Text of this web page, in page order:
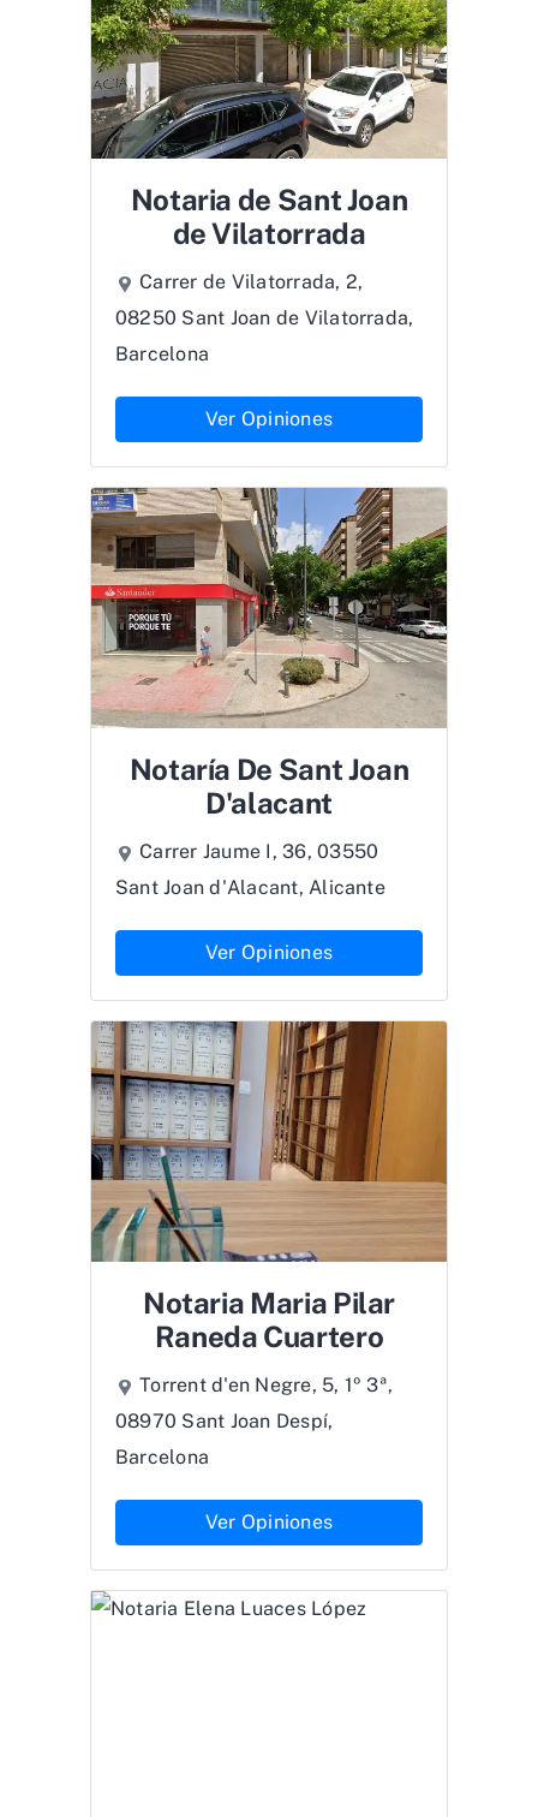
Notaria de Sant Joan
de Vilatorrada
Carrer de Vilatorrada, 2,
08250 Sant Joan de Vilatorrada,
Barcelona
Ver Opiniones
Notaría De Sant Joan
D'alacant
Carrer Jaume I, 36, 03550
Sant Joan d'Alacant, Alicante
Ver Opiniones
Notaria Maria Pilar
Raneda Cuartero
Torrent d'en Negre, 5, 1º 3ª,
08970 Sant Joan Despí,
Barcelona
Ver Opiniones